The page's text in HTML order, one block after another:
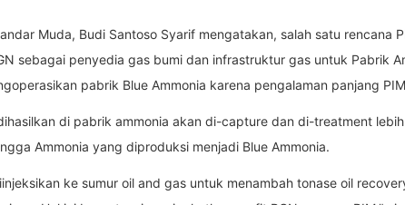
Muda, Budi Santoso Syarif mengatakan, salah satu rencana
sebagai penyedia gas bumi dan infrastruktur gas untuk Pabrik
pabrik Blue Ammonia karena pengalaman panjang
di pabrik ammonia akan di-capture dan di-treatment
Ammonia yang diproduksi menjadi Blue Ammonia.
ke sumur oil and gas untuk menambah tonase oil